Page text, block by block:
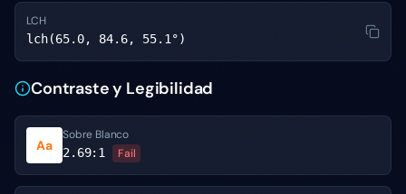
LCH
lch(65.0, 84.6, 55.1°)
Contraste y Legibilidad
Aa
Sobre Blanco
2.69:1 Fail